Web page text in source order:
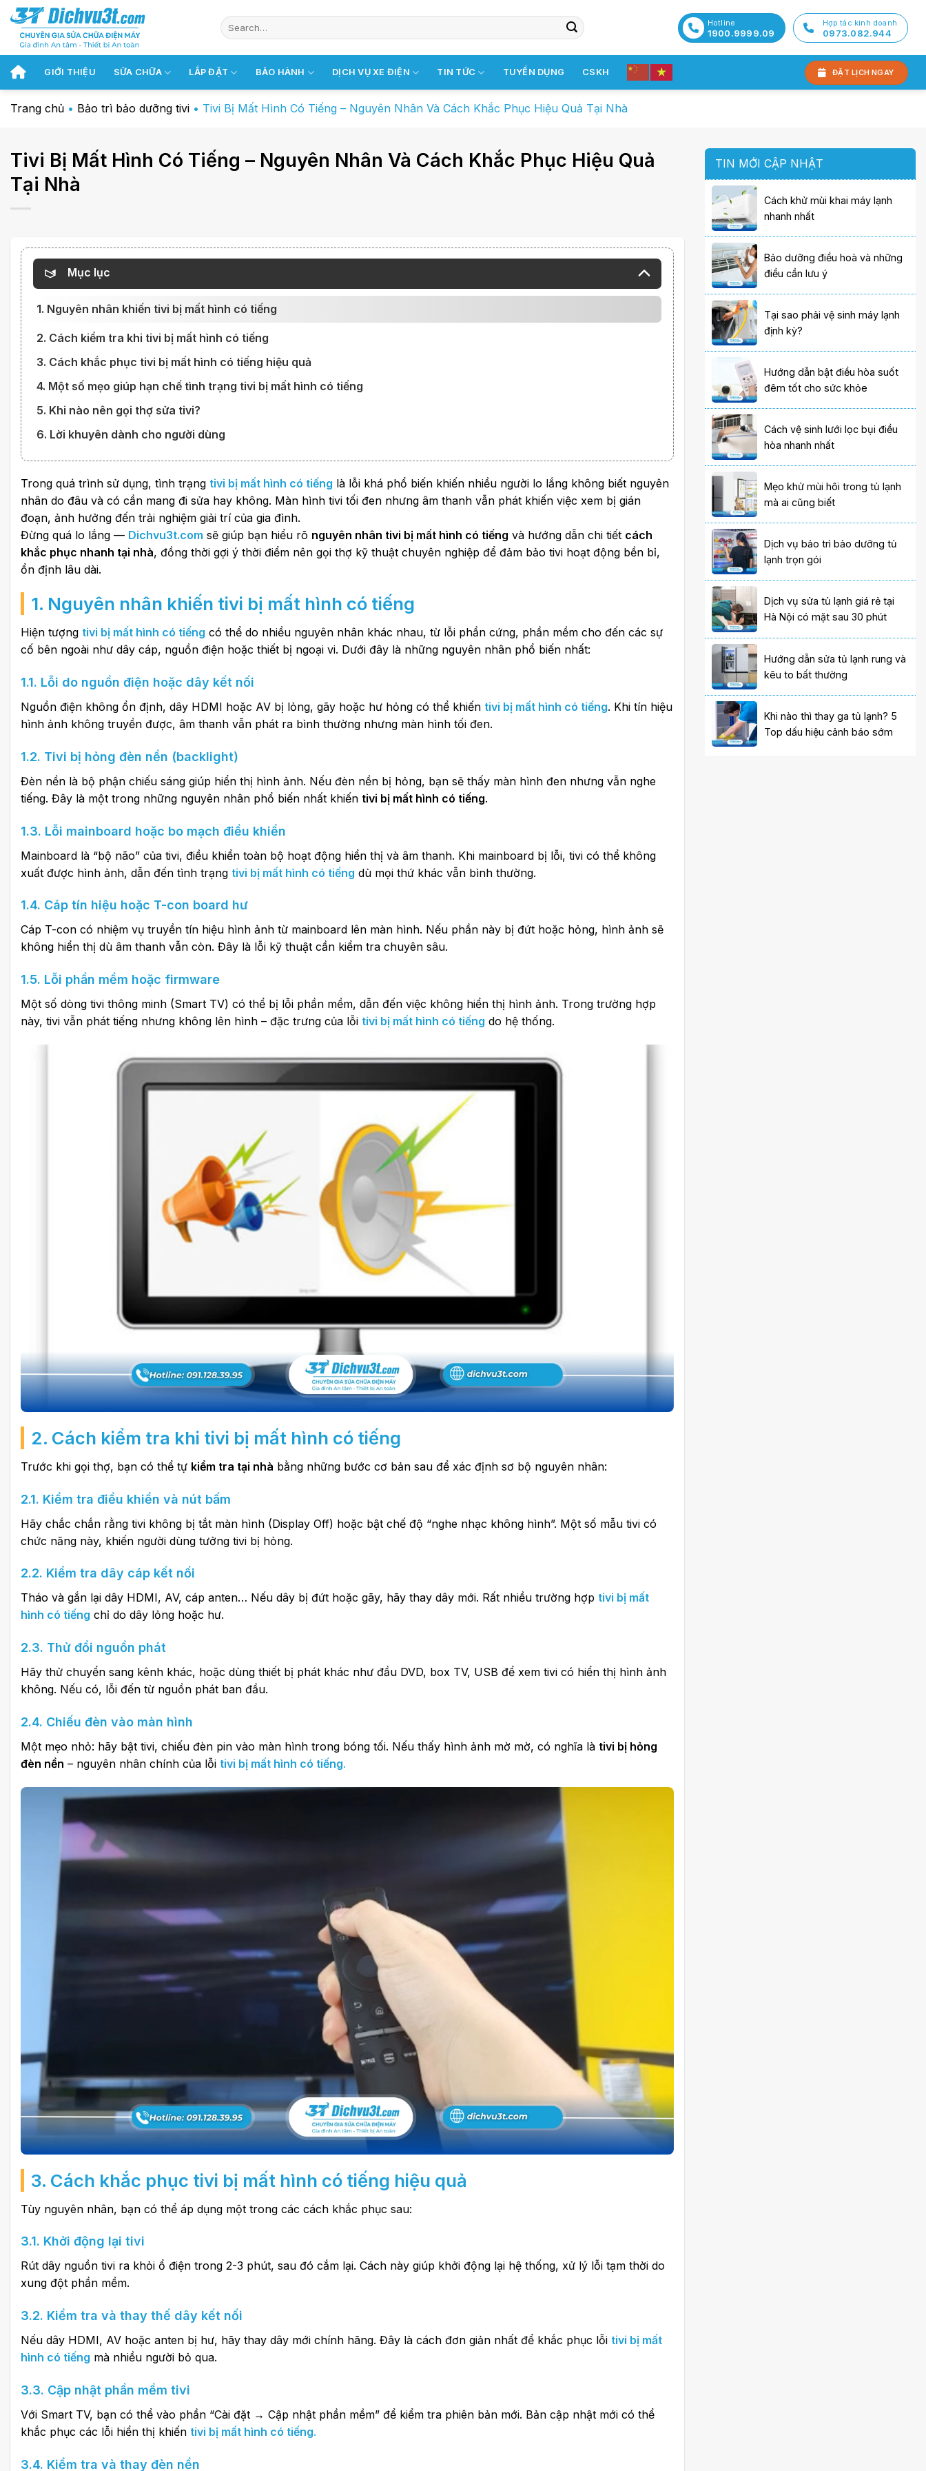
Chuyển
đến
dung
Hotline
1900.9999.09
Hợp tác kinh doanh
0973.082.944
GIỚI THIỆU SỬA CHỮA LẮP ĐẶT BẢO HÀNH DỊCH VỤ XE ĐIỆN TIN TỨC TUYỂN DỤNG CSKH ĐẶT LỊCH NGAY
Trang chủ • Bảo trì bảo dưỡng tivi • Tivi Bị Mất Hình Có Tiếng – Nguyên Nhân Và Cách Khắc Phục Hiệu Quả Tại Nhà
Tivi Bị Mất Hình Có Tiếng – Nguyên Nhân Và Cách Khắc Phục Hiệu Quả
Tại Nhà
Mục lục
1. Nguyên nhân khiến tivi bị mất hình có tiếng
2. Cách kiểm tra khi tivi bị mất hình có tiếng
3. Cách khắc phục tivi bị mất hình có tiếng hiệu quả
4. Một số mẹo giúp hạn chế tình trạng tivi bị mất hình có tiếng
5. Khi nào nên gọi thợ sửa tivi?
6. Lời khuyên dành cho người dùng
Trong quá trình sử dụng, tình trạng tivi bị mất hình có tiếng là lỗi khá phổ biến khiến nhiều người lo lắng không biết nguyên
nhân do đâu và có cần mang đi sửa hay không. Màn hình tivi tối đen nhưng âm thanh vẫn phát khiến việc xem bị gián
đoạn, ảnh hưởng đến trải nghiệm giải trí của gia đình.
Đừng quá lo lắng — Dichvu3t.com sẽ giúp bạn hiểu rõ nguyên nhân tivi bị mất hình có tiếng và hướng dẫn chi tiết cách
khắc phục nhanh tại nhà, đồng thời gợi ý thời điểm nên gọi thợ kỹ thuật chuyên nghiệp để đảm bảo tivi hoạt động bền bỉ,
ổn định lâu dài.
1. Nguyên nhân khiến tivi bị mất hình có tiếng
Hiện tượng tivi bị mất hình có tiếng có thể do nhiều nguyên nhân khác nhau, từ lỗi phần cứng, phần mềm cho đến các sự
cố bên ngoài như dây cáp, nguồn điện hoặc thiết bị ngoại vi. Dưới đây là những nguyên nhân phổ biến nhất:
1.1. Lỗi do nguồn điện hoặc dây kết nối
Nguồn điện không ổn định, dây HDMI hoặc AV bị lỏng, gãy hoặc hư hỏng có thể khiến tivi bị mất hình có tiếng. Khi tín hiệu
hình ảnh không truyền được, âm thanh vẫn phát ra bình thường nhưng màn hình tối đen.
1.2. Tivi bị hỏng đèn nền (backlight)
Đèn nền là bộ phận chiếu sáng giúp hiển thị hình ảnh. Nếu đèn nền bị hỏng, bạn sẽ thấy màn hình đen nhưng vẫn nghe
tiếng. Đây là một trong những nguyên nhân phổ biến nhất khiến tivi bị mất hình có tiếng.
1.3. Lỗi mainboard hoặc bo mạch điều khiển
Mainboard là “bộ não” của tivi, điều khiển toàn bộ hoạt động hiển thị và âm thanh. Khi mainboard bị lỗi, tivi có thể không
xuất được hình ảnh, dẫn đến tình trạng tivi bị mất hình có tiếng dù mọi thứ khác vẫn bình thường.
1.4. Cáp tín hiệu hoặc T-con board hư
Cáp T-con có nhiệm vụ truyền tín hiệu hình ảnh từ mainboard lên màn hình. Nếu phần này bị đứt hoặc hỏng, hình ảnh sẽ
không hiển thị dù âm thanh vẫn còn. Đây là lỗi kỹ thuật cần kiểm tra chuyên sâu.
1.5. Lỗi phần mềm hoặc firmware
Một số dòng tivi thông minh (Smart TV) có thể bị lỗi phần mềm, dẫn đến việc không hiển thị hình ảnh. Trong trường hợp
này, tivi vẫn phát tiếng nhưng không lên hình – đặc trưng của lỗi tivi bị mất hình có tiếng do hệ thống.
2. Cách kiểm tra khi tivi bị mất hình có tiếng
Trước khi gọi thợ, bạn có thể tự kiểm tra tại nhà bằng những bước cơ bản sau để xác định sơ bộ nguyên nhân:
2.1. Kiểm tra điều khiển và nút bấm
Hãy chắc chắn rằng tivi không bị tắt màn hình (Display Off) hoặc bật chế độ “nghe nhạc không hình”. Một số mẫu tivi có
chức năng này, khiến người dùng tưởng tivi bị hỏng.
2.2. Kiểm tra dây cáp kết nối
Tháo và gắn lại dây HDMI, AV, cáp anten… Nếu dây bị đứt hoặc gãy, hãy thay dây mới. Rất nhiều trường hợp tivi bị mất
hình có tiếng chỉ do dây lỏng hoặc hư.
2.3. Thử đổi nguồn phát
Hãy thử chuyển sang kênh khác, hoặc dùng thiết bị phát khác như đầu DVD, box TV, USB để xem tivi có hiển thị hình ảnh
không. Nếu có, lỗi đến từ nguồn phát ban đầu.
2.4. Chiếu đèn vào màn hình
Một mẹo nhỏ: hãy bật tivi, chiếu đèn pin vào màn hình trong bóng tối. Nếu thấy hình ảnh mờ mờ, có nghĩa là tivi bị hỏng
đèn nền – nguyên nhân chính của lỗi tivi bị mất hình có tiếng.
3. Cách khắc phục tivi bị mất hình có tiếng hiệu quả
Tùy nguyên nhân, bạn có thể áp dụng một trong các cách khắc phục sau:
3.1. Khởi động lại tivi
Rút dây nguồn tivi ra khỏi ổ điện trong 2-3 phút, sau đó cắm lại. Cách này giúp khởi động lại hệ thống, xử lý lỗi tạm thời do
xung đột phần mềm.
3.2. Kiểm tra và thay thế dây kết nối
Nếu dây HDMI, AV hoặc anten bị hư, hãy thay dây mới chính hãng. Đây là cách đơn giản nhất để khắc phục lỗi tivi bị mất
hình có tiếng mà nhiều người bỏ qua.
3.3. Cập nhật phần mềm tivi
Với Smart TV, bạn có thể vào phần “Cài đặt → Cập nhật phần mềm” để kiểm tra phiên bản mới. Bản cập nhật mới có thể
khắc phục các lỗi hiển thị khiến tivi bị mất hình có tiếng.
3.4. Kiểm tra và thay đèn nền
TIN MỚI CẬP NHẬT
Cách khử mùi khai máy lạnh
nhanh nhất
Bảo dưỡng điều hoà và những
điều cần lưu ý
Tại sao phải vệ sinh máy lạnh
định kỳ?
Hướng dẫn bật điều hòa suốt
đêm tốt cho sức khỏe
Cách vệ sinh lưới lọc bụi điều
hòa nhanh nhất
Mẹo khử mùi hôi trong tủ lạnh
mà ai cũng biết
Dịch vụ bảo trì bảo dưỡng tủ
lạnh trọn gói
Dịch vụ sửa tủ lạnh giá rẻ tại
Hà Nội có mặt sau 30 phút
Hướng dẫn sửa tủ lạnh rung và
kêu to bất thường
Khi nào thì thay ga tủ lạnh? 5
Top dấu hiệu cảnh báo sớm